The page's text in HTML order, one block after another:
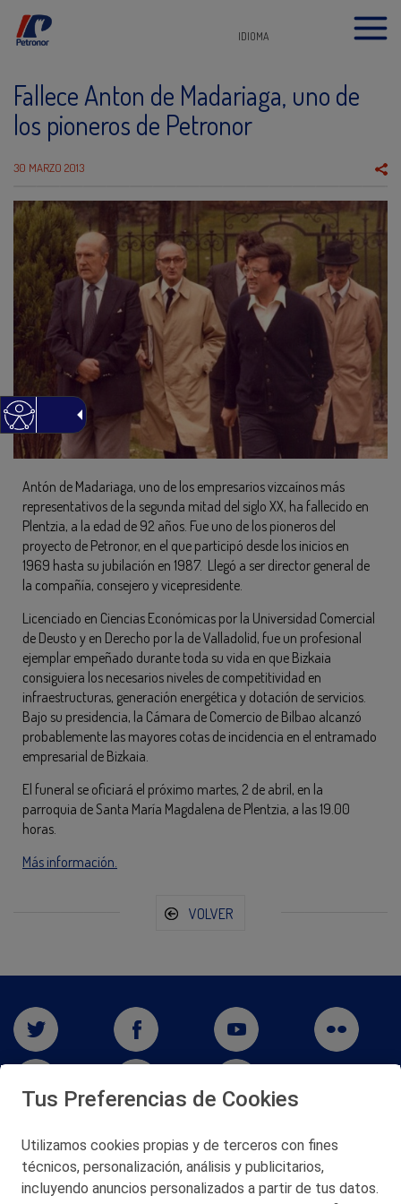
IDIOMA
Fallece Anton de Madariaga, uno de
los pioneros de Petronor
30 MARZO 2013
Antón de Madariaga, uno de los empresarios vizcaínos más
representativos de la segunda mitad del siglo XX, ha fallecido en
Plentzia, a la edad de 92 años. Fue uno de los pioneros del
proyecto de Petronor, en el que participó desde los inicios en
1969 hasta su jubilación en 1987. Llegó a ser director general de
la compañía, consejero y vicepresidente.
Licenciado en Ciencias Económicas por la Universidad Comercial
de Deusto y en Derecho por la de Valladolid, fue un profesional
ejemplar empeñado durante toda su vida en que Bizkaia
consiguiera los necesarios niveles de competitividad en
infraestructuras, generación energética y dotación de servicios.
Bajo su presidencia, la Cámara de Comercio de Bilbao alcanzó
probablemente las mayores cotas de incidencia en el entramado
empresarial de Bizkaia.
El funeral se oficiará el próximo martes, 2 de abril, en la
parroquia de Santa María Magdalena de Plentzia, a las 19.00
horas.
Más información.
VOLVER
San Martín 5-Edificio Muñatones,
48550 Muskiz (Bizkaia)
Telf. 946 357 000
Tus Preferencias de Cookies
Utilizamos cookies propias y de terceros con fines
técnicos, personalización, análisis y publicitarios,
incluyendo anuncios personalizados a partir de tus datos.